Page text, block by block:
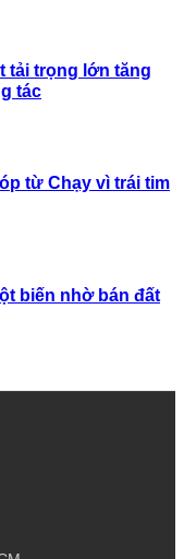
tải trọng lớn tăng
tác
từ Chạy vì trái tim
biến nhờ bán đất